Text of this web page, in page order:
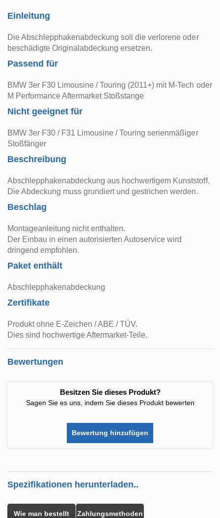
Einleitung
Die Abschlepphakenabdeckung soll die verlorene oder
beschädigte Originalabdeckung ersetzen.
Passend für
BMW 3er F30 Limousine / Touring (2011+) mit M-Tech oder
M Performance Aftermarket Stoßstange
Nicht geeignet für
BMW 3er F30 / F31 Limousine / Touring serienmäßiger
Stoßfänger
Beschreibung
Abschlepphakenabdeckung aus hochwertigem Kunststoff.
Die Abdeckung muss grundiert und gestrichen werden.
Beschlag
Montageanleitung nicht enthalten.
Der Einbau in einen autorisierten Autoservice wird
dringend empfohlen.
Paket enthält
Abschlepphakenabdeckung
Zertifikate
Produkt ohne E-Zeichen / ABE / TÜV.
Dies sind hochwertige Aftermarket-Teile.
Bewertungen
Besitzen Sie dieses Produkt?
Sagen Sie es uns, indem Sie dieses Produkt bewerten
Bewertung hinzufügen
Spezifikationen herunterladen..
Wie man bestellt Zahlungsmethoden